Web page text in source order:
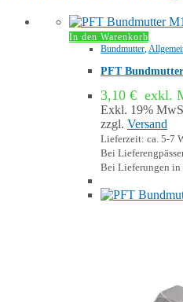
In den Warenkorb
Bundmutter,
PFT Bundmutter
3,10 € exkl.
Exkl. 19%
zzgl. Versand
Lieferzeit: ca. 5-7
Bei
Bei Lieferungen in